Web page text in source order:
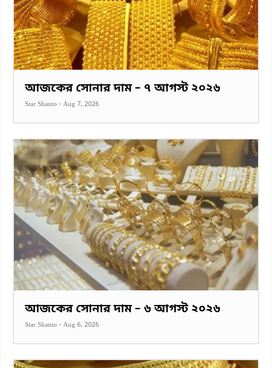
আজকের সোনার দাম – ৭ আগস্ট ২০২৬
Star Shanto - Aug 7, 2026
আজকের সোনার দাম – ৬ আগস্ট ২০২৬
Star Shanto - Aug 6, 2026